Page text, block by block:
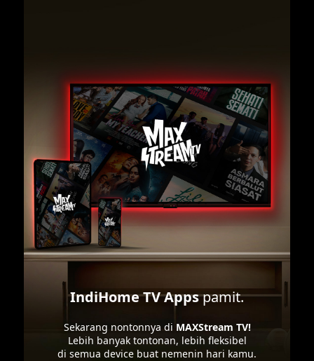
IndiHome TV Appspamit.
Sekarang nontonnya di MAXStream TV!
Lebih banyak tontonan, lebih fleksibel
di semua device buat nemenin hari kamu.